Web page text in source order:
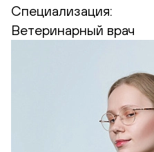
Специализация:
Ветеринарный врач